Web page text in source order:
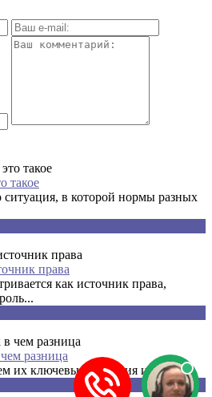
такое
в которой нормы разных
права
как источник права,
разница
их ключевые различия и как...